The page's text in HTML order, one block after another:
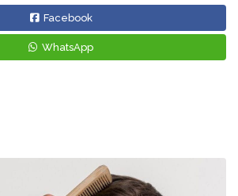
Facebook
WhatsApp